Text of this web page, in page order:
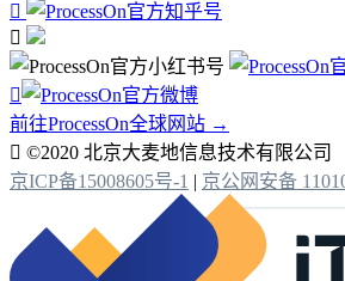



前往ProcessOn全球网站 →
 ©2020 北京大麦地信息技术有限公司
京ICP备15008605号-1 | 京公网安备